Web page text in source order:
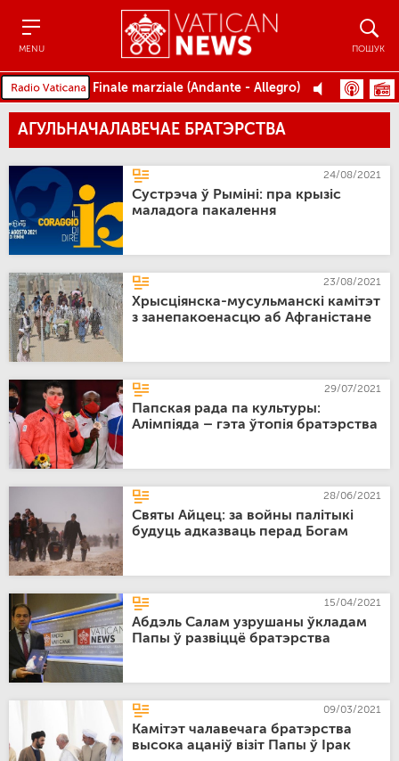
MENU ПОШУК
Finale marziale (Andante - Allegro)
АГУЛЬНАЧАЛАВЕЧАЕ БРАТЭРСТВА
24/08/2021
Сустрэча ў Рыміні: пра крызіс
маладога пакалення
23/08/2021
Хрысціянска-мусульманскі камітэт
з занепакоенасцю аб Афганістане
29/07/2021
Папская рада па культуры:
Алімпіяда – гэта ўтопія братэрства
28/06/2021
Святы Айцец: за войны палітыкі
будуць адказваць перад Богам
15/04/2021
Абдэль Салам узрушаны ўкладам
Папы ў развіццё братэрства
09/03/2021
Камітэт чалавечага братэрства
высока ацаніў візіт Папы ў Ірак